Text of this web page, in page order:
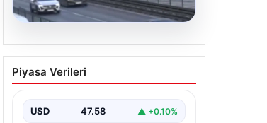
04.08.2026
Yola düştü, metrobüs
çarptı: Kadının durumu
Piyasa Verileri
USD 47.58 ▲ +0.10%